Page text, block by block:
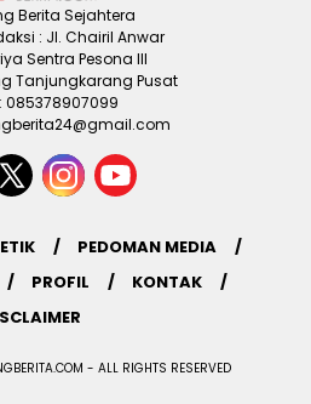
Berita Sejahtera
: Jl. Chairil Anwar
Sentra Pesona III
Tanjungkarang Pusat
085378907099
PEDOMAN MEDIA
PROFIL
KONTAK
- ALL RIGHTS RESERVED